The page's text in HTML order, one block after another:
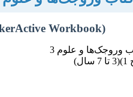
Workbook)